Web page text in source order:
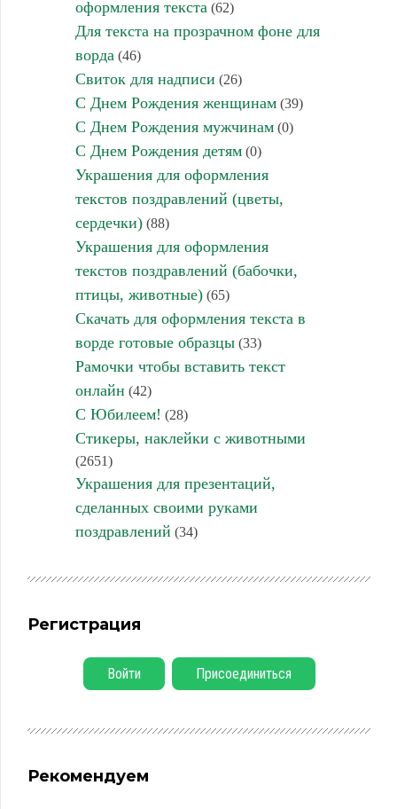
оформления текста (62)
Для текста на прозрачном фоне для
ворда (46)
Свиток для надписи (26)
С Днем Рождения женщинам(39)
С Днем Рождения мужчинам(0)
С Днем Рождения детям(0)
Украшения для оформления
текстов поздравлений (цветы,
сердечки)(88)
Украшения для оформления
текстов поздравлений (бабочки,
птицы, животные)(65)
Скачать для оформления текста в
ворде готовые образцы(33)
Рамочки чтобы вставить текст
онлайн (42)
С Юбилеем! (28)
Стикеры, наклейки с животными
(2651)
Украшения для презентаций,
сделанных своими руками
поздравлений (34)
Регистрация
Войти Присоединиться
Рекомендуем